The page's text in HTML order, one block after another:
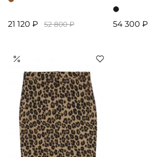
21 120 ₽ 52 800 ₽ 54 300 ₽